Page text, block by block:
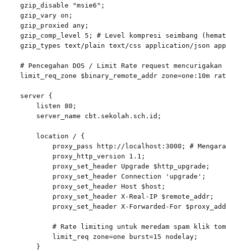
    gzip_disable "msie6";
    gzip_vary on;
    gzip_proxied any;
gzip_comp_level 5; # Level kompresi seimbang
gzip_types text/plain text/css application/json
    # Pencegahan DOS / Limit Rate request mencurigakan
limit_req_zone $binary_remote_addr zone=one:10m
    server {
        listen 80;
        server_name cbt.sekolah.sch.id;
        location / {
proxy_pass http://localhost:3000; #
            proxy_http_version 1.1;
            proxy_set_header Upgrade $http_upgrade;
            proxy_set_header Connection 'upgrade';
            proxy_set_header Host $host;
            proxy_set_header X-Real-IP $remote_addr;
proxy_set_header X-Forwarded-For
# Rate limiting untuk meredam spam klik
            limit_req zone=one burst=15 nodelay;
        }